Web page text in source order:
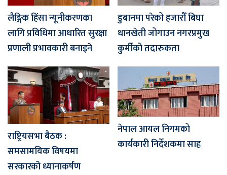
लैङ्गिक हिंसा न्यूनीकरणका
लागि प्रविधिमा आधारित सुरक्षा
प्रणाली प्रभावकारी बनाइने
डुबानमा परेको हजारौँ बिघा
धानखेती जोगाउन नगरप्रमुख
कुर्मीको तदारुकता
राष्ट्रियसभा बैठक :
समसामयिक विषयमा
सरकारको ध्यानाकर्षण
नेपाल आयल निगमको
कार्यकारी निर्देशकमा साह